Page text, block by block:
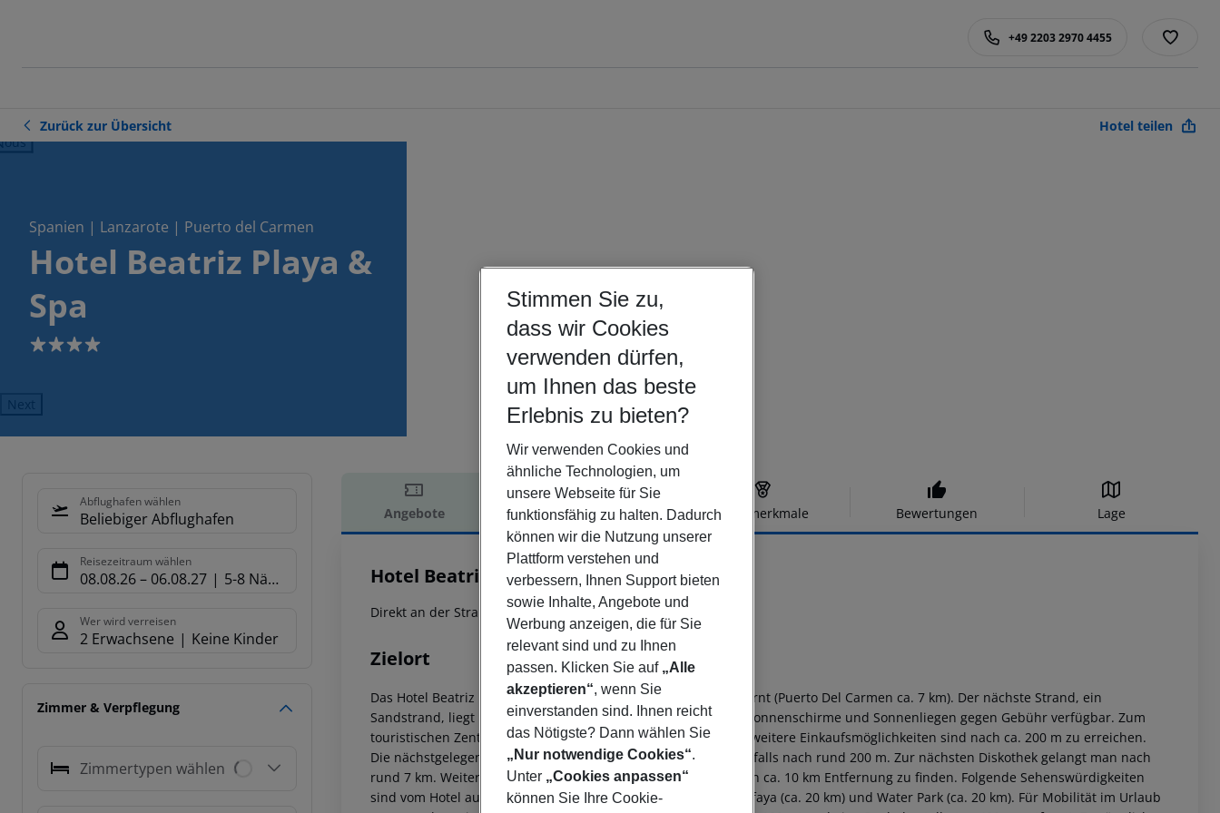
+49 2203 2970 4455
Zurück zur Übersicht Hotel teilen
Spanien | Lanzarote | Puerto del Carmen
Hotel Beatriz Playa &
Spa
4
Next
Abflughafen wählen
Beliebiger Abflughafen
Reisezeitraum wählen
08.08.26– 06.08.27 5-8 Nächte
Wer wird verreisen
2 Erwachsene Keine Kinder
Zimmer & Verpflegung
Zimmertypen wählen
Angebote Hotelbeschreibung Hotelmerkmale Bewertungen Lage
Hotelbeschreibung
Hotel Beatriz Playa & Spa
4
Direkt an der Strandpromenade!
Zielort
Das Hotel Beatriz Playa & SPA liegt ca. 10 km von Arrecife entfernt (Puerto Del Carmen ca. 7 km). Der nächste Strand, ein
Sandstrand, liegt nur wenige Meter entfernt. Am Strand sind Sonnenschirme und Sonnenliegen gegen Gebühr verfügbar. Zum
touristischen Zentrum sind es ca. 7 km. Ein Supermarkt sowie weitere Einkaufsmöglichkeiten sind nach ca. 200 m zu erreichen.
Die nächstgelegenen Bars und Restaurants erreichen Sie ebenfalls nach rund 200 m. Zur nächsten Diskothek gelangt man nach
rund 7 km. Weitere Unterhaltungsangebote wie ein Kino sind in ca. 10 km Entfernung zu finden. Folgende Sehenswürdigkeiten
sind vom Hotel aus erreichbar: Rancho Texas (ca. 3 km), Timanfaya (ca. 20 km) und Water Park (ca. 20 km). Für Mobilität im Urlaub
Stimmen Sie zu,
dass wir Cookies
verwenden dürfen,
um Ihnen das beste
Erlebnis zu bieten?
Wir verwenden Cookies und
ähnliche Technologien, um
unsere Webseite für Sie
funktionsfähig zu halten. Dadurch
können wir die Nutzung unserer
Plattform verstehen und
verbessern, Ihnen Support bieten
sowie Inhalte, Angebote und
Werbung anzeigen, die für Sie
relevant sind und zu Ihnen
passen. Klicken Sie auf „Alle
akzeptieren“, wenn Sie
einverstanden sind. Ihnen reicht
das Nötigste? Dann wählen Sie
„Nur notwendige Cookies“.
Unter „Cookies anpassen“
können Sie Ihre Cookie-